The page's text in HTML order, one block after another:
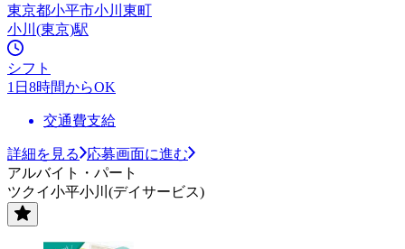
東京都小平市小川東町
小川(東京)駅
シフト
1日8時間からOK
交通費支給
詳細を見る
応募画面に進む
アルバイト・パート
ツクイ小平小川(デイサービス)